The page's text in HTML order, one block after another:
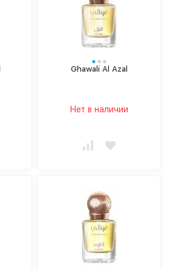
Ghawali Al Azal
Нет в наличии